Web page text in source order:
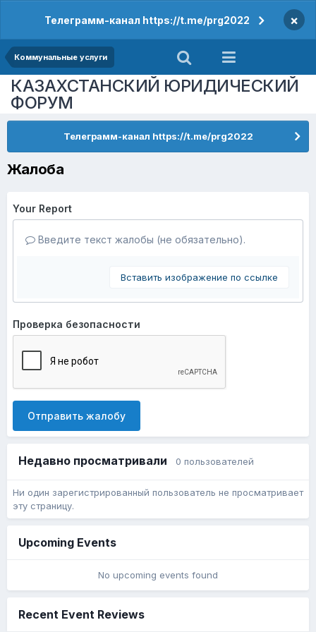
Телеграмм-канал https://t.me/prg2022 ×
Коммунальные услуги
КАЗАХСТАНСКИЙ ЮРИДИЧЕСКИЙ
ФОРУМ
Телеграмм-канал https://t.me/prg2022
Жалоба
Your Report
Введите текст жалобы (не обязательно).
Вставить изображение по ссылке
Проверка безопасности
Отправить жалобу
Недавно просматривали 0 пользователей
Ни один зарегистрированный пользователь не просматривает
эту страницу.
Upcoming Events
No upcoming events found
Recent Event Reviews